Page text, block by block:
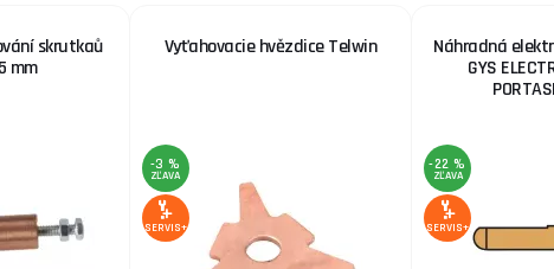
skrutkaů
mm
Vyťahovacie hvězdice Telwin
-3 %
ZĽAVA
SERVIS+
Náhradná
GYS
-22 %
ZĽAVA
SERVIS+